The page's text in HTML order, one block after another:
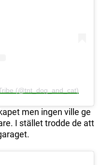
(@tnt_dog_and_cat)
men ingen ville ge
I stället trodde de att